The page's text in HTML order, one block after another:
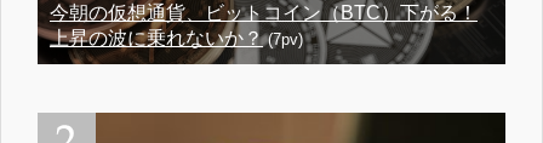
今朝の仮想通貨、ビットコイン（BTC）下がる！
上昇の波に乗れないか？(7pv)